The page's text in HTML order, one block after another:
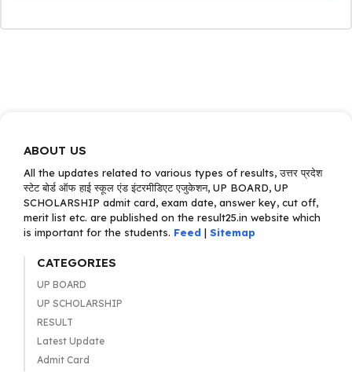
ABOUT US
All the updates related to various types of results, उत्तर प्रदेश
स्टेट बोर्ड ऑफ हाई स्कूल एंड इंटरमीडिएट एजुकेशन, UP BOARD, UP
SCHOLARSHIP admit card, exam date, answer key, cut off,
merit list etc. are published on the result25.in website which
is important for the students. Feed | Sitemap
CATEGORIES
UP BOARD
UP SCHOLARSHIP
RESULT
Latest Update
Admit Card